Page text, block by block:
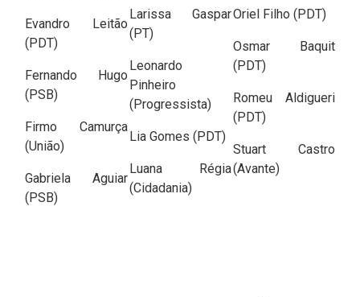
Evandro Leitão
(PDT)
Fernando Hugo
(PSB)
Firmo Camurça
(União)
Gabriela Aguiar
(PSB)
Larissa Gaspar
(PT)
Leonardo
Pinheiro
(Progressista)
Lia Gomes (PDT)
Luana Régia
(Cidadania)
Oriel Filho (PDT)
Osmar Baquit
(PDT)
Romeu Aldigueri
(PDT)
Stuart Castro
(Avante)